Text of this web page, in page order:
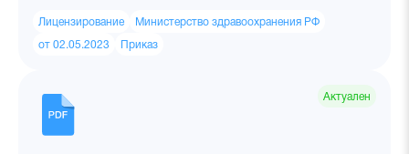
Лицензирование Министерство здравоохранения РФ
от 02.05.2023 Приказ
Актуален